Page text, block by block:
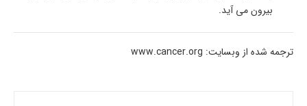
بیرون می­ آید.
ترجمه شده از وبسایت: www.cancer.org